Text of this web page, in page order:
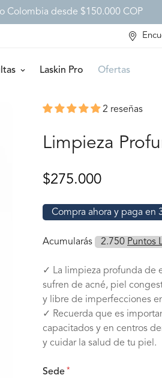
Colombia desde $150.000 COP
Laskin Pro Ofertas
2 reseñas
Limpieza
Precio
$275.000
Compra ahora y paga en
Acumularás 2.750 Puntos
✓ La limpieza profunda de
sufren de acné, piel
y libre de imperfecciones
✓ Recuerda que es
capacitados y en centros
y cuidar la salud de tu piel.
Sede *